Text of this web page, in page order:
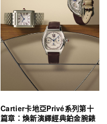
Cartier卡地亞Privé系列第十
篇章：煥新演繹經典鉑金腕錶